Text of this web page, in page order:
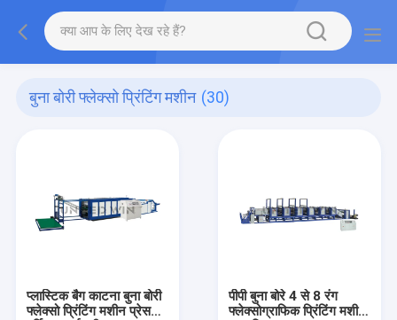
बुना बोरी फ्लेक्सो प्रिंटिंग मशीन (30)
प्लास्टिक बैग काटना बुना बोरी
फ्लेक्सो प्रिंटिंग मशीन प्रेस
पीपी बुना बोरे 4 से 8 रंग
फ्लेक्सोग्राफिक प्रिंटिंग मशीन